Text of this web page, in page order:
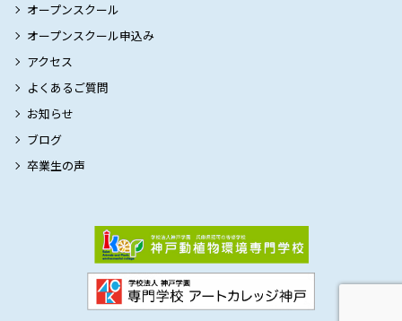
オープンスクール
オープンスクール申込み
アクセス
よくあるご質問
お知らせ
ブログ
卒業生の声